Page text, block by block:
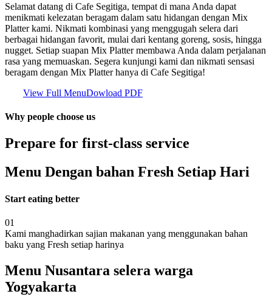
Selamat datang di Cafe Segitiga, tempat di mana Anda dapat
menikmati kelezatan beragam dalam satu hidangan dengan Mix
Platter kami. Nikmati kombinasi yang menggugah selera dari
berbagai hidangan favorit, mulai dari kentang goreng, sosis, hingga
nugget. Setiap suapan Mix Platter membawa Anda dalam perjalanan
rasa yang memuaskan. Segera kunjungi kami dan nikmati sensasi
beragam dengan Mix Platter hanya di Cafe Segitiga!
View Full MenuDowload PDF
Why people choose us
Prepare for first-class service
Menu Dengan bahan Fresh Setiap Hari
Start eating better
01
Kami manghadirkan sajian makanan yang menggunakan bahan
baku yang Fresh setiap harinya
Menu Nusantara selera warga
Yogyakarta